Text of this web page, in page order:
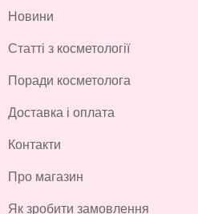
Новини
Статті з косметології
Поради косметолога
Доставка і оплата
Контакти
Про магазин
Як зробити замовлення